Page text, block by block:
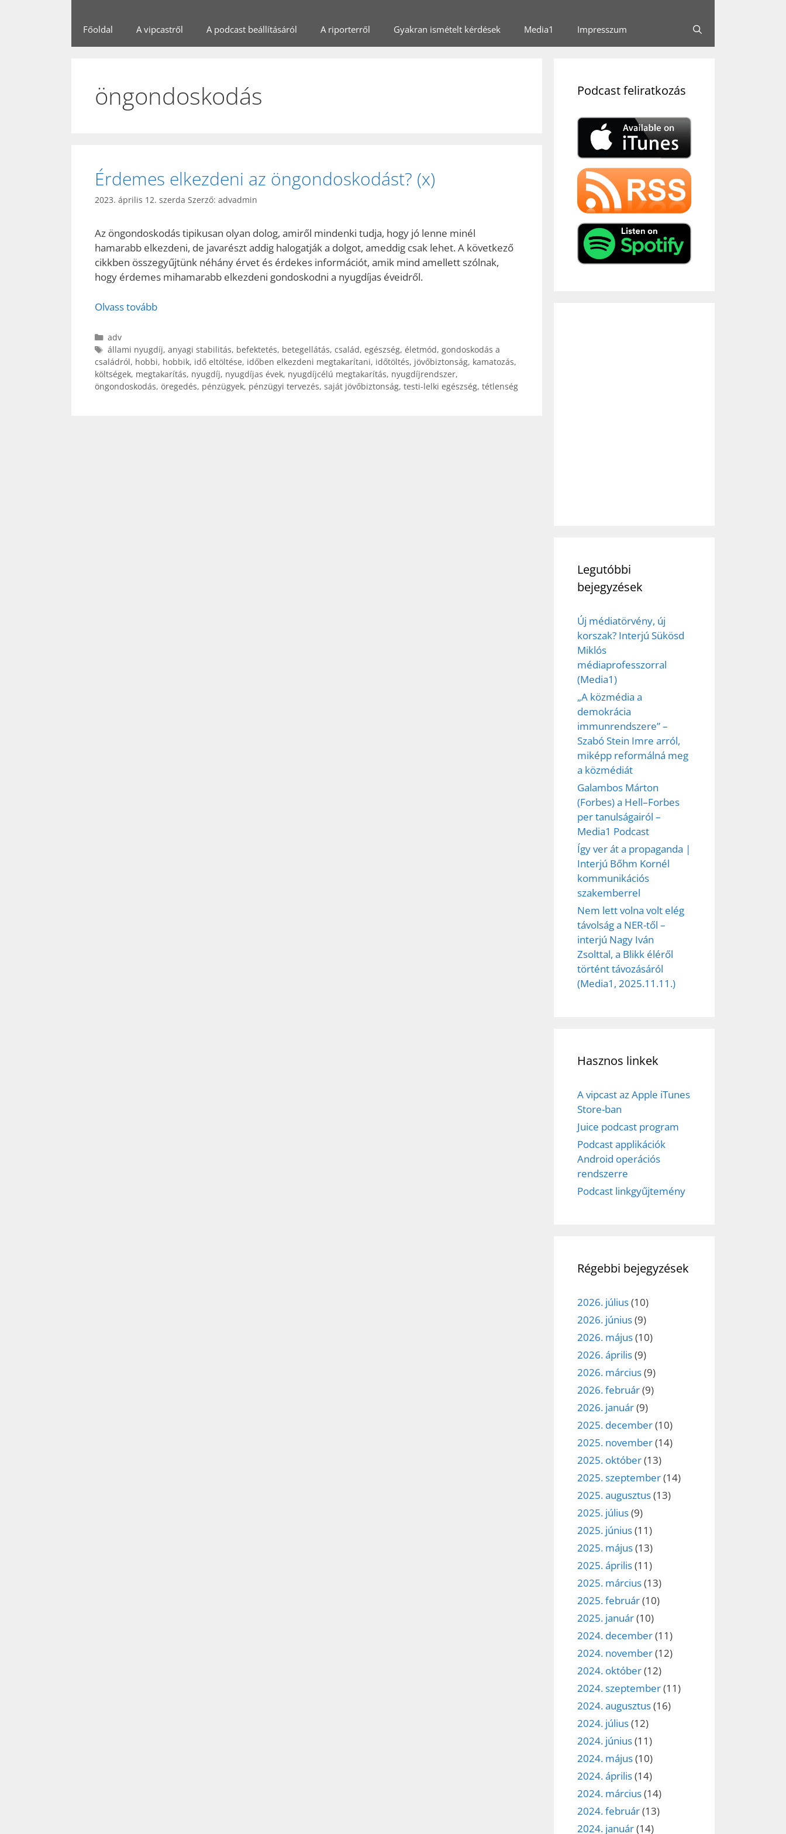
Főoldal A vipcastről A podcast beállításáról A riporterről Gyakran ismételt kérdések Media1 Impresszum
öngondoskodás
Érdemes elkezdeni az öngondoskodást? (x)
2023. április 12. szerda Szerző: advadmin
Az öngondoskodás tipikusan olyan dolog, amiről mindenki tudja, hogy jó lenne minél
hamarabb elkezdeni, de javarészt addig halogatják a dolgot, ameddig csak lehet. A következő
cikkben összegyűjtünk néhány érvet és érdekes információt, amik mind amellett szólnak,
hogy érdemes mihamarabb elkezdeni gondoskodni a nyugdíjas éveidről.
Olvass tovább
Kategória
adv
Címkék
állami nyugdíj, anyagi stabilitás, befektetés, betegellátás, család, egészség, életmód, gondoskodás a
családról, hobbi, hobbik, idő eltöltése, időben elkezdeni megtakarítani, időtöltés, jövőbiztonság, kamatozás,
költségek, megtakarítás, nyugdíj, nyugdíjas évek, nyugdíjcélú megtakarítás, nyugdíjrendszer,
öngondoskodás, öregedés, pénzügyek, pénzügyi tervezés, saját jövőbiztonság, testi-lelki egészség, tétlenség
Podcast feliratkozás
Legutóbbi
bejegyzések
Új médiatörvény, új
korszak? Interjú Sükösd
Miklós
médiaprofesszorral
(Media1)
„A közmédia a
demokrácia
immunrendszere” –
Szabó Stein Imre arról,
miképp reformálná meg
a közmédiát
Galambos Márton
(Forbes) a Hell–Forbes
per tanulságairól –
Media1 Podcast
Így ver át a propaganda |
Interjú Bőhm Kornél
kommunikációs
szakemberrel
Nem lett volna volt elég
távolság a NER-től –
interjú Nagy Iván
Zsolttal, a Blikk éléről
történt távozásáról
(Media1, 2025.11.11.)
Hasznos linkek
A vipcast az Apple iTunes
Store-ban
Juice podcast program
Podcast applikációk
Android operációs
rendszerre
Podcast linkgyűjtemény
Régebbi bejegyzések
2026. július(10)
2026. június(9)
2026. május(10)
2026. április(9)
2026. március(9)
2026. február(9)
2026. január(9)
2025. december(10)
2025. november(14)
2025. október(13)
2025. szeptember(14)
2025. augusztus(13)
2025. július(9)
2025. június(11)
2025. május(13)
2025. április(11)
2025. március(13)
2025. február(10)
2025. január(10)
2024. december(11)
2024. november(12)
2024. október(12)
2024. szeptember(11)
2024. augusztus(16)
2024. július(12)
2024. június(11)
2024. május(10)
2024. április(14)
2024. március(14)
2024. február(13)
2024. január(14)